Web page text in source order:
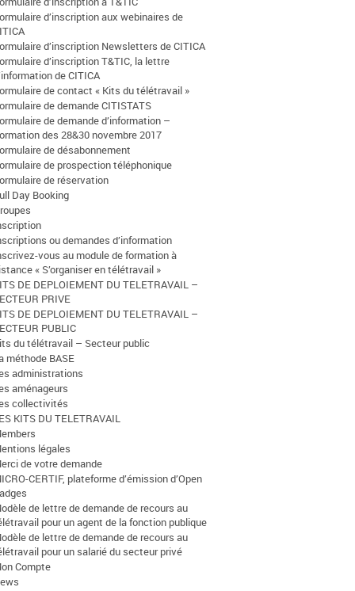
d’inscription aux webinaires de
d’inscription Newsletters de CITICA
d’inscription T&TIC, la lettre
de CITICA
de contact « Kits du télétravail »
de demande CITISTATS
de demande d’information –
des 28&30 novembre 2017
de désabonnement
de prospection téléphonique
de réservation
Day Booking
ou demandes d’information
vous au module de formation à
« S’organiser en télétravail »
DE DEPLOIEMENT DU TELETRAVAIL –
PRIVE
DE DEPLOIEMENT DU TELETRAVAIL –
PUBLIC
du télétravail – Secteur public
méthode BASE
administrations
aménageurs
collectivités
KITS DU TELETRAVAIL
légales
de votre demande
CERTIF, plateforme d’émission d’Open
de lettre de demande de recours au
pour un agent de la fonction publique
de lettre de demande de recours au
pour un salarié du secteur privé
Compte